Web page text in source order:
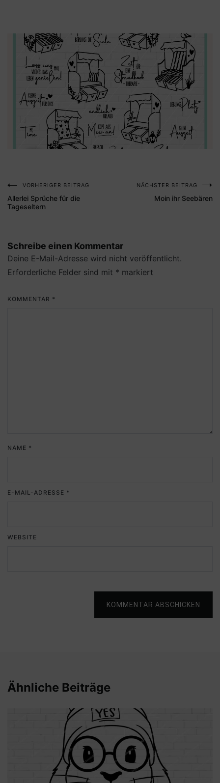
Beitragsnavigation
VORHERIGER BEITRAG
Allerlei Sprüche für die
Tageseltern
NÄCHSTER BEITRAG
Moin ihr Seebären
Schreibe einen Kommentar
Deine E-Mail-Adresse wird nicht veröffentlicht.
Erforderliche Felder sind mit * markiert
KOMMENTAR *
NAME *
E-MAIL-ADRESSE *
WEBSITE
KOMMENTAR ABSCHICKEN
Ähnliche Beiträge